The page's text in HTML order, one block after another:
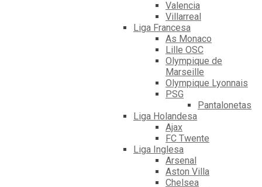
Valencia
Villarreal
Liga Francesa
As Monaco
Lille OSC
Olympique de
Marseille
Olympique Lyonnais
PSG
Pantalonetas
Liga Holandesa
Ajax
FC Twente
Liga Inglesa
Arsenal
Aston Villa
Chelsea